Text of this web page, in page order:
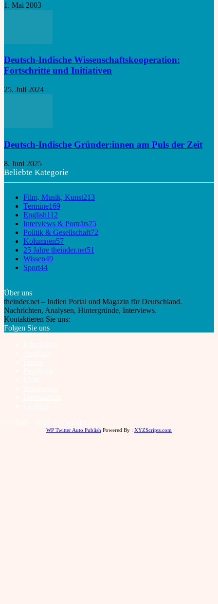
1. Mai 2003
Deutsch-Indische Wissenschaftskooperation:
Fortschritte und Initiativen
25. Juli 2024
Deutsch-Indische Gründer:innen am Puls der Zeit
8. Juni 2025
Beliebte Kategorie
Film, Musik, Kunst213
Termine169
English112
Interviews & Porträts75
Politik & Gesellschaft72
Kolumnen57
25 Jahre theinder.net51
Wissen49
Sport44
Über uns
theinder.net – Indien Portal und Magazin für Deutschland.
Nachrichten, Analysen, Hintergründe, Interviews.
Kontaktieren Sie uns:
Folgen Sie uns
WP Twitter Auto Publish Powered By : XYZScripts.com